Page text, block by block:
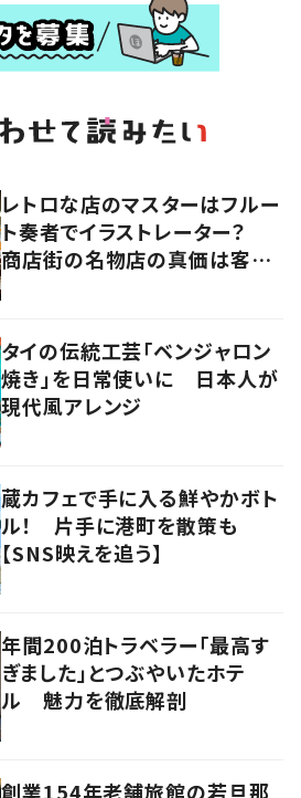
レトロな店のマスターはフルー
ト奏者でイラストレーター？
商店街の名物店の真価は客と
タイの伝統工芸「ベンジャロン
焼き」を日常使いに 日本人が
現代風アレンジ
蔵カフェで手に入る鮮やかボト
ル！ 片手に港町を散策も
【SNS映えを追う】
年間200泊トラベラー「最高す
ぎました」とつぶやいたホテ
ル 魅力を徹底解剖
創業154年老舗旅館の若旦那